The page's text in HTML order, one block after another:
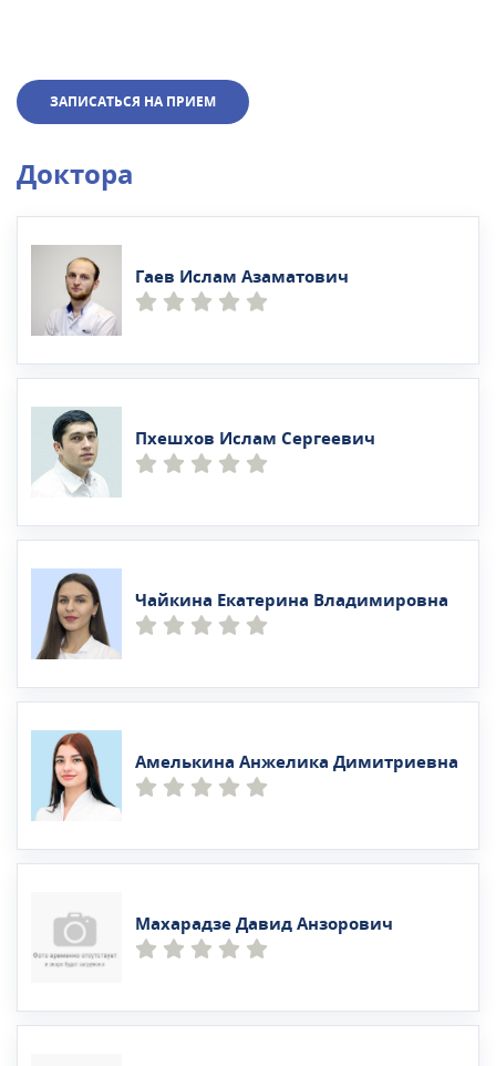
ЗАПИСАТЬСЯ НА ПРИЕМ
Доктора
Гаев Ислам Азаматович
Пхешхов Ислам Сергеевич
Чайкина Екатерина Владимировна
Амелькина Анжелика Димитриевна
Махарадзе Давид Анзорович